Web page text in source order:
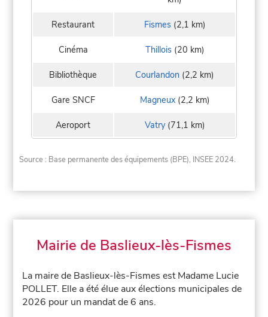
Restaurant Fismes(2,1 km)
Cinéma Thillois(20 km)
Bibliothèque Courlandon (2,2 km)
Gare SNCF Magneux(2,2 km)
Aeroport Vatry(71,1 km)
Source : Base permanente des équipements (BPE), INSEE 2024.
Mairie de Baslieux-lès-Fismes
La maire de Baslieux-lès-Fismes est Madame Lucie
POLLET. Elle a été élue aux élections municipales de
2026 pour un mandat de 6 ans.